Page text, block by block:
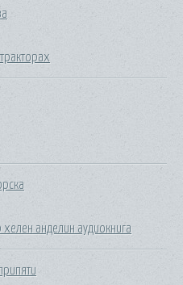
анделин аудиокнига